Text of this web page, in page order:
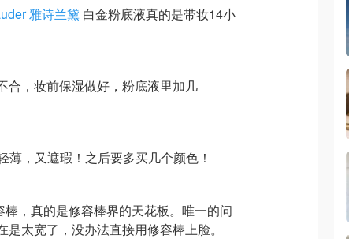
雅诗兰黛 白金粉底液真的是带妆14小
合，妆前保湿做好，粉底液里加几
薄，又遮瑕！之后要多买几个颜色！
棒，真的是修容棒界的天花板。唯一的问
太宽了，没办法直接用修容棒上脸。